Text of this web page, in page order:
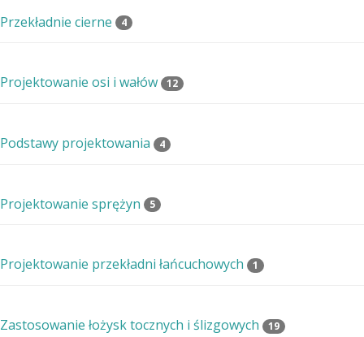
Przekładnie cierne 4
Projektowanie osi i wałów 12
Podstawy projektowania 4
Projektowanie sprężyn 5
Projektowanie przekładni łańcuchowych 1
Zastosowanie łożysk tocznych i ślizgowych 19